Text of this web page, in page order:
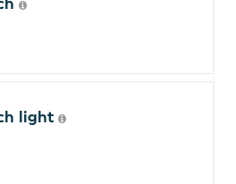
light